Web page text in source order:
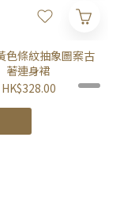
色條紋抽象圖案古
著連身裙
HK$328.00